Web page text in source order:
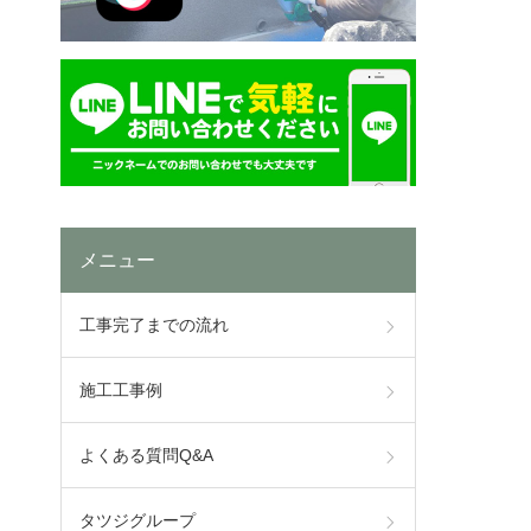
メニュー
工事完了までの流れ
施工工事例
よくある質問Q&A
タツジグループ